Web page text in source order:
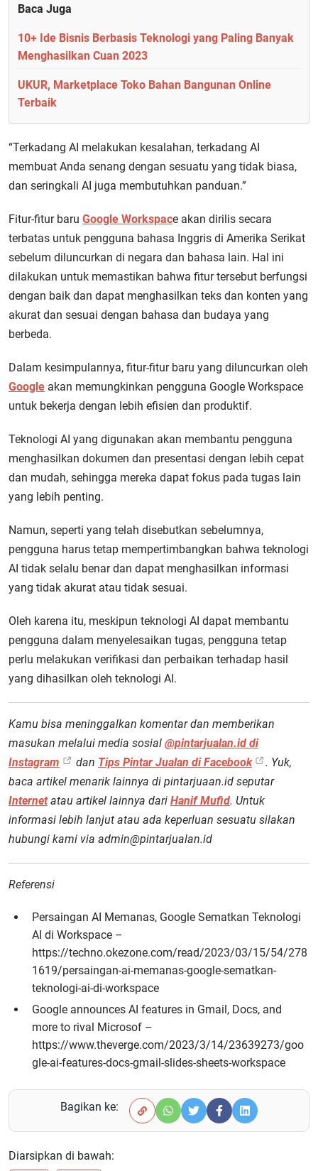
Baca Juga
10+ Ide Bisnis Berbasis Teknologi yang Paling Banyak
Menghasilkan Cuan 2023
UKUR, Marketplace Toko Bahan Bangunan Online
Terbaik
“Terkadang AI melakukan kesalahan, terkadang AI
membuat Anda senang dengan sesuatu yang tidak biasa,
dan seringkali AI juga membutuhkan panduan.”
Fitur-fitur baru Google Workspace akan dirilis secara
terbatas untuk pengguna bahasa Inggris di Amerika Serikat
sebelum diluncurkan di negara dan bahasa lain. Hal ini
dilakukan untuk memastikan bahwa fitur tersebut berfungsi
dengan baik dan dapat menghasilkan teks dan konten yang
akurat dan sesuai dengan bahasa dan budaya yang
berbeda.
Dalam kesimpulannya, fitur-fitur baru yang diluncurkan oleh
Google akan memungkinkan pengguna Google Workspace
untuk bekerja dengan lebih efisien dan produktif.
Teknologi AI yang digunakan akan membantu pengguna
menghasilkan dokumen dan presentasi dengan lebih cepat
dan mudah, sehingga mereka dapat fokus pada tugas lain
yang lebih penting.
Namun, seperti yang telah disebutkan sebelumnya,
pengguna harus tetap mempertimbangkan bahwa teknologi
AI tidak selalu benar dan dapat menghasilkan informasi
yang tidak akurat atau tidak sesuai.
Oleh karena itu, meskipun teknologi AI dapat membantu
pengguna dalam menyelesaikan tugas, pengguna tetap
perlu melakukan verifikasi dan perbaikan terhadap hasil
yang dihasilkan oleh teknologi AI.
Kamu bisa meninggalkan komentar dan memberikan
masukan melalui media sosial @pintarjualan.id di
Instagram
dan Tips Pintar Jualan di Facebook
. Yuk,
baca artikel menarik lainnya di pintarjuaan.id seputar
Internetatau artikel lainnya dari Hanif Mufid. Untuk
informasi lebih lanjut atau ada keperluan sesuatu silakan
hubungi kami via admin@pintarjualan.id
Referensi
Persaingan AI Memanas, Google Sematkan Teknologi
AI di Workspace –
https://techno.okezone.com/read/2023/03/15/54/278
1619/persaingan-ai-memanas-google-sematkan-
teknologi-ai-di-workspace
Google announces AI features in Gmail, Docs, and
more to rival Microsof –
https://www.theverge.com/2023/3/14/23639273/goo
gle-ai-features-docs-gmail-slides-sheets-workspace
Bagikan ke:
Diarsipkan di bawah: